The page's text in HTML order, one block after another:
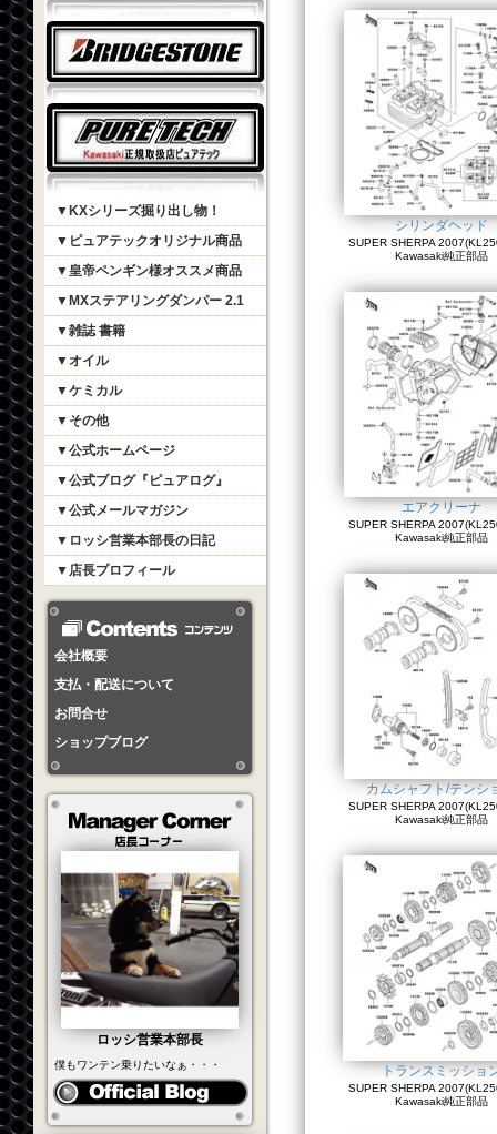
▼KXシリーズ掘り出し物！
▼ピュアテックオリジナル商品
▼皇帝ペンギン様オススメ商品
▼MXステアリングダンパー 2.1
▼雑誌 書籍
▼オイル
▼ケミカル
▼その他
▼公式ホームページ
▼公式ブログ『ピュアログ』
▼公式メールマガジン
▼ロッシ営業本部長の日記
▼店長プロフィール
会社概要
支払・配送について
お問合せ
ショップブログ
ロッシ営業本部長
僕もワンテン乗りたいなぁ・・・
シリンダヘッド
SUPER SHERPA
Kawasaki純正部品
エアクリーナ
SUPER SHERPA
Kawasaki純正部品
カムシャフト/テンシ
SUPER SHERPA
Kawasaki純正部品
トランスミッショ
SUPER SHERPA
Kawasaki純正部品